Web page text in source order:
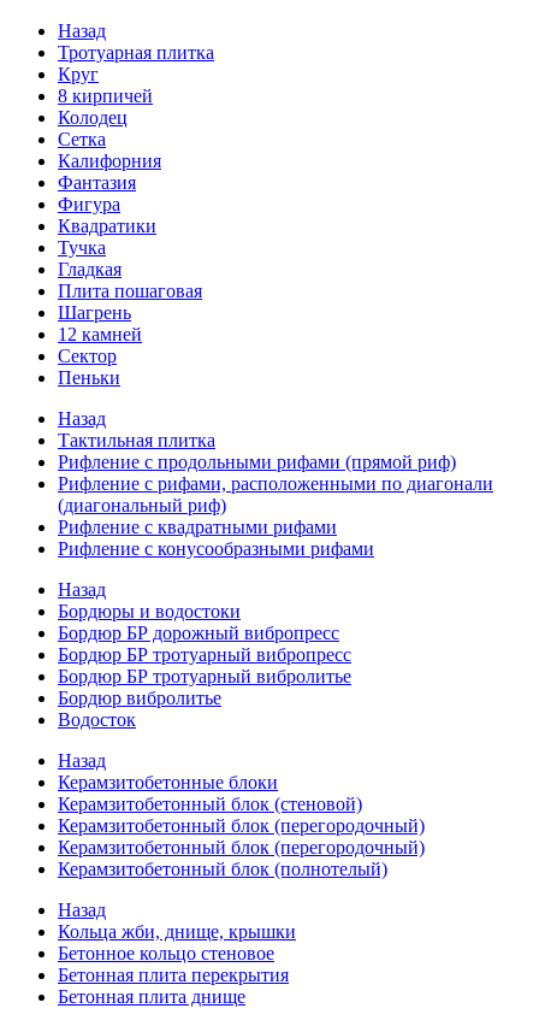
Назад
Тротуарная плитка
Круг
8 кирпичей
Колодец
Сетка
Калифорния
Фантазия
Фигура
Квадратики
Тучка
Гладкая
Плита пошаговая
Шагрень
12 камней
Сектор
Пеньки
Назад
Тактильная плитка
Рифление с продольными рифами (прямой риф)
Рифление с рифами, расположенными по диагонали
(диагональный риф)
Рифление с квадратными рифами
Рифление с конусообразными рифами
Назад
Бордюры и водостоки
Бордюр БР дорожный вибропресс
Бордюр БР тротуарный вибропресс
Бордюр БР тротуарный вибролитье
Бордюр вибролитье
Водосток
Назад
Керамзитобетонные блоки
Керамзитобетонный блок (стеновой)
Керамзитобетонный блок (перегородочный)
Керамзитобетонный блок (перегородочный)
Керамзитобетонный блок (полнотелый)
Назад
Кольца жби, днище, крышки
Бетонное кольцо стеновое
Бетонная плита перекрытия
Бетонная плита днище